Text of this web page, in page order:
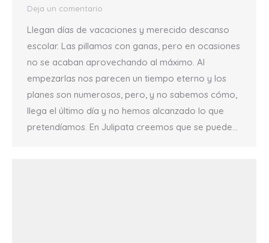
Deja un comentario
Llegan días de vacaciones y merecido descanso
escolar. Las pillamos con ganas, pero en ocasiones
no se acaban aprovechando al máximo. Al
empezarlas nos parecen un tiempo eterno y los
planes son numerosos, pero, y no sabemos cómo,
llega el último día y no hemos alcanzado lo que
pretendíamos. En Julipata creemos que se puede…